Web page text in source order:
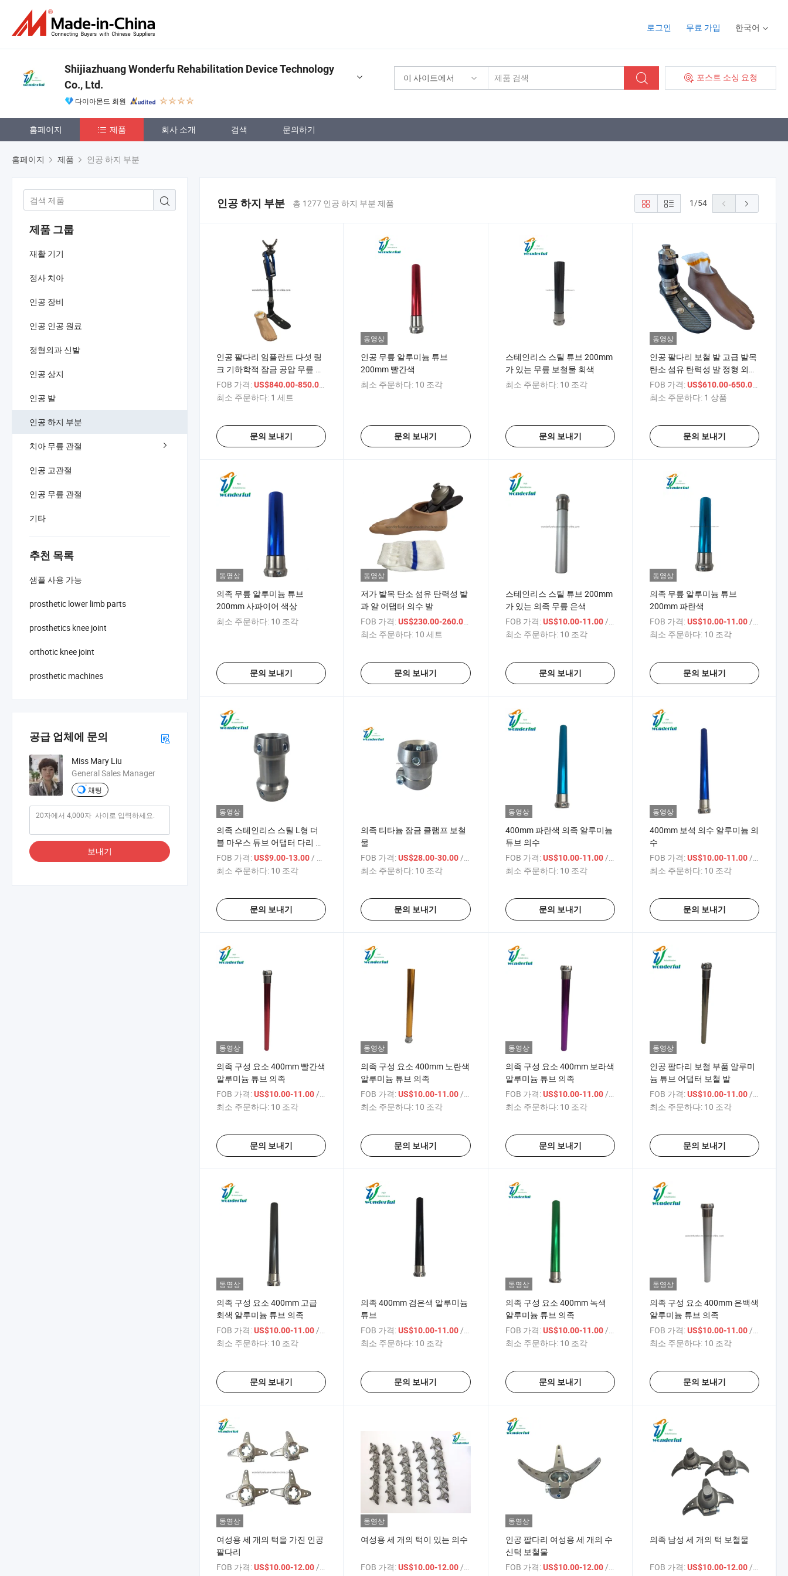
로그인 무료 가입 한국어
이 사이트에서 포스트 소싱 요청
Shijiazhuang Wonderfu Rehabilitation Device Technology
Co., Ltd.
다이아몬드 회원
홈페이지 제품 회사 소개 검색 문의하기
홈페이지 제품 인공 하지 부분
제품 그룹
재활 기기
정사 치아
인공 장비
인공 인공 원료
정형외과 신발
인공 상지
인공 발
인공 하지 부분
치아 무릎 관절
인공 고관절
인공 무릎 관절
기타
추천 목록
샘플 사용 가능
prosthetic lower limb parts
prosthetics knee joint
orthotic knee joint
prosthetic machines
공급 업체에 문의
Miss Mary Liu
General Sales Manager
채팅
보내기
인공 하지 부분 총 1277 인공 하지 부분 제품 1/54
인공 팔다리 임플란트 다섯 링
크 기하학적 잠금 공압 무릎 관
절
FOB 가격:US$840.00-850.00
최소 주문하다: 1 세트
문의 보내기
동영상
인공 무릎 알루미늄 튜브
200mm 빨간색
최소 주문하다: 10 조각
문의 보내기
스테인리스 스틸 튜브 200mm
가 있는 무릎 보철물 회색
최소 주문하다: 10 조각
문의 보내기
동영상
인공 팔다리 보철 발 고급 발목
탄소 섬유 탄력성 발 정형 외과
무릎 관절 팔다리 보철 발을 위
한 하체 보철
FOB 가격: US$610.00-650.00
최소 주문하다: 1 상품
문의 보내기
동영상
의족 무릎 알루미늄 튜브
200mm 사파이어 색상
최소 주문하다: 10 조각
문의 보내기
동영상
저가 발목 탄소 섬유 탄력성 발
과 알 어댑터 의수 발
FOB 가격: US$230.00-260.00
최소 주문하다: 10 세트
문의 보내기
스테인리스 스틸 튜브 200mm
가 있는 의족 무릎 은색
FOB 가격: US$10.00-11.00 / 상품
최소 주문하다: 10 조각
문의 보내기
동영상
의족 무릎 알루미늄 튜브
200mm 파란색
FOB 가격: US$10.00-11.00 / 상품
최소 주문하다: 10 조각
문의 보내기
동영상
의족 스테인리스 스틸 L형 더
블 마우스 튜브 어댑터 다리 임
플란트
FOB 가격:US$9.00-13.00 / 상품
최소 주문하다: 10 조각
문의 보내기
의족 티타늄 잠금 클램프 보철
물
FOB 가격: US$28.00-30.00 / 상품
최소 주문하다: 10 조각
문의 보내기
동영상
400mm 파란색 의족 알루미늄
튜브 의수
FOB 가격: US$10.00-11.00 / 상품
최소 주문하다: 10 조각
문의 보내기
동영상
400mm 보석 의수 알루미늄 의
수
FOB 가격: US$10.00-11.00 / 상품
최소 주문하다: 10 조각
문의 보내기
동영상
의족 구성 요소 400mm 빨간색
알루미늄 튜브 의족
FOB 가격:US$10.00-11.00/ 상품
최소 주문하다: 10 조각
문의 보내기
동영상
의족 구성 요소 400mm 노란색
알루미늄 튜브 의족
FOB 가격: US$10.00-11.00 / 상품
최소 주문하다: 10 조각
문의 보내기
동영상
의족 구성 요소 400mm 보라색
알루미늄 튜브 의족
FOB 가격: US$10.00-11.00/ 상품
최소 주문하다: 10 조각
문의 보내기
동영상
인공 팔다리 보철 부품 알루미
늄 튜브 어댑터 보철 발
FOB 가격: US$10.00-11.00/ 상품
최소 주문하다: 10 조각
문의 보내기
동영상
의족 구성 요소 400mm 고급
회색 알루미늄 튜브 의족
FOB 가격:US$10.00-11.00/ 상품
최소 주문하다: 10 조각
문의 보내기
의족 400mm 검은색 알루미늄
튜브
FOB 가격: US$10.00-11.00/ 상품
최소 주문하다: 10 조각
문의 보내기
동영상
의족 구성 요소 400mm 녹색
알루미늄 튜브 의족
FOB 가격: US$10.00-11.00/ 상품
최소 주문하다: 10 조각
문의 보내기
동영상
의족 구성 요소 400mm 은백색
알루미늄 튜브 의족
FOB 가격: US$10.00-11.00/ 상품
최소 주문하다: 10 조각
문의 보내기
동영상
여성용 세 개의 턱을 가진 인공
팔다리
FOB 가격:US$10.00-12.00 / 상품
동영상
여성용 세 개의 턱이 있는 의수
FOB 가격: US$10.00-12.00 / 상품
동영상
인공 팔다리 여성용 세 개의 수
신턱 보철물
FOB 가격: US$10.00-12.00 / 상품
의족 남성 세 개의 턱 보철물
FOB 가격: US$10.00-12.00 / 상품